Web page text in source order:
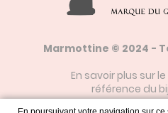
Marmottine © 2024 -
En savoir plus sur le
référence du